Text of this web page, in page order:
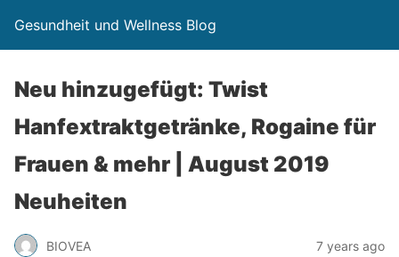
Gesundheit und Wellness Blog
Neu hinzugefügt: Twist
Hanfextraktgetränke, Rogaine für
Frauen & mehr | August 2019
Neuheiten
BIOVEA 7 years ago